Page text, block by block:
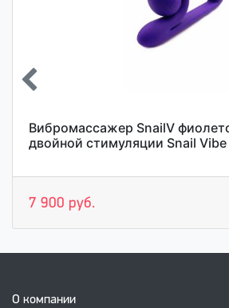
Вибромассажер SnailV
двойной стимуляции Snail Vibe
7 900 руб.
О компании